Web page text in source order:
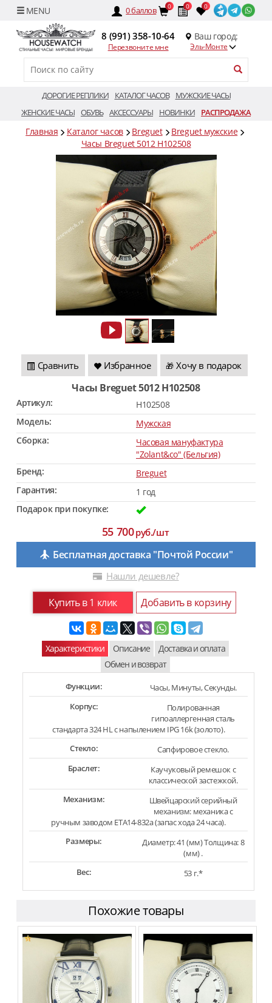
0баллов 0 0 0
8 (991) 358-10-64
Перезвоните мне
Ваш город:
Эль-Монте
ДОРОГИЕ РЕПЛИКИ КАТАЛОГ ЧАСОВ
МУЖСКИЕ ЧАСЫ
ЖЕНСКИЕ ЧАСЫ ОБУВЬ АКСЕССУАРЫ НОВИНКИ РАСПРОДАЖА
Главная Каталог часов Breguet
Breguet мужские
Часы Breguet 5012 H102508
Сравнить Избранное 🎁 Хочу в подарок
Часы Breguet 5012 H102508
Артикул:
H102508
Модель:
Мужская
Сборка:
Часовая мануфактура
"Zolant&co" (Бельгия)
Бренд:
Breguet
Гарантия:
1 год
Подарок при покупке:
55 700руб./шт
Бесплатная доставка "Почтой России"
Нашли дешевле?
Купить в 1 клик Добавить в корзину
Характеристики Описание
Доставка и оплата
Обмен и возврат
Функции:
Часы, Минуты, Секунды.
Корпус:
Полированная
гипоаллергенная сталь
стандарта 324 HL с напылением IPG 16k (золото).
Стекло:
Сапфировое стекло.
Браслет:
Каучуковый ремешок с
классической застежкой.
Механизм:
Швейцарский серийный
механизм: механика с
ручным заводом ETA14-832a (запас хода 24 часа).
Размеры:
Диаметр: 41 (мм) Толщина: 8
(мм) .
Вес:
53 г.*
Похожие товары